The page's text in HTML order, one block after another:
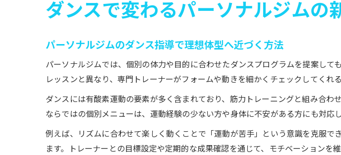
パーソナルジムだから続
パーソナルジムで行うダ
ダンスダイエットがパー
リバウンドしにくいパー
個別サポートによるダンスの
パーソナルジムの個別指
ダンス初心者でも安心な
パーソナルジムの個別ア
ダンスで変わるパーソナルジムの
パーソナルジムのダンス指導で理想体型へ近づく方法
パーソナルジムでは、個別の体力や目的に合わせたダンスプログラムを提案し
レッスンと異なり、専門トレーナーがフォームや動きを細かくチェックしてくれ
ダンスには有酸素運動の要素が多く含まれており、筋力トレーニングと組み合
ならではの個別メニューは、運動経験の少ない方や身体に不安がある方にも対応
例えば、リズムに合わせて楽しく動くことで「運動が苦手」という意識を克服
ます。トレーナーとの目標設定や定期的な成果確認を通じて、モチベーションを